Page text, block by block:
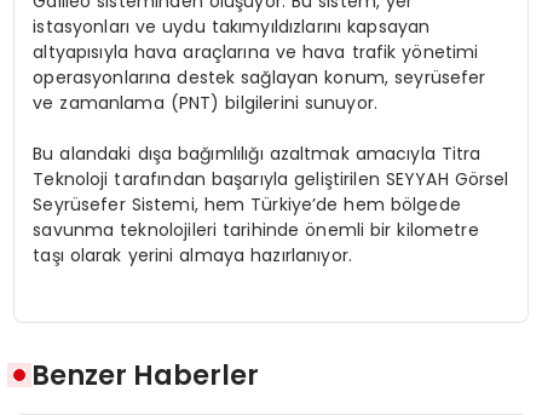
istasyonları ve uydu takımyıldızlarını kapsayan
altyapısıyla hava araçlarına ve hava trafik yönetimi
operasyonlarına destek sağlayan konum, seyrüsefer
ve zamanlama (PNT) bilgilerini sunuyor.
​Bu alandaki dışa bağımlılığı azaltmak amacıyla Titra
Teknoloji tarafından başarıyla geliştirilen SEYYAH Görsel
Seyrüsefer Sistemi, hem Türkiye’de hem bölgede
savunma teknolojileri tarihinde önemli bir kilometre
taşı olarak yerini almaya hazırlanıyor.
Benzer Haberler